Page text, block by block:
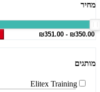
מחיר
מותגים
Elitex Training